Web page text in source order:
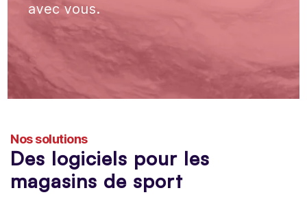
avec vous.
Nos solutions
Des logiciels pour les
magasins de sport